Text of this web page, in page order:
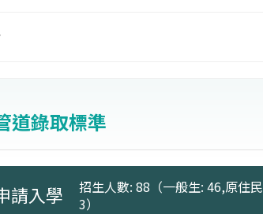
道錄取標準
請入學
招生人數: 88（一般生: 46,原住
3）